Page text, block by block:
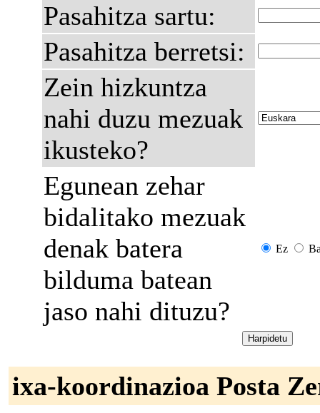
Pasahitza sartu:
Pasahitza berretsi:
Zein hizkuntza
nahi duzu mezuak
ikusteko?
Egunean zehar
bidalitako mezuak
denak batera
bilduma batean
jaso nahi dituzu?
Ez
ixa-koordinazioa Posta